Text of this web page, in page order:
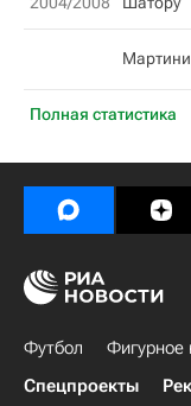
Полная статистика
Футбол Фигурное
Спецпроекты